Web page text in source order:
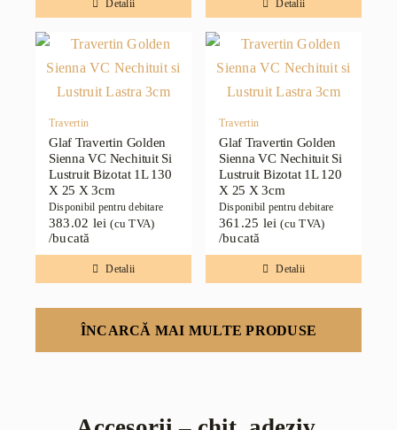
Detalii Detalii
Travertin
Glaf Travertin Golden
Sienna VC Nechituit Si
Lustruit Bizotat 1L 130
X 25 X 3cm
Disponibil pentru debitare
383.02 lei (cu TVA)
/bucată
Detalii
Travertin
Glaf Travertin Golden
Sienna VC Nechituit Si
Lustruit Bizotat 1L 120
X 25 X 3cm
Disponibil pentru debitare
361.25 lei (cu TVA)
/bucată
Detalii
ÎNCARCĂ MAI MULTE PRODUSE